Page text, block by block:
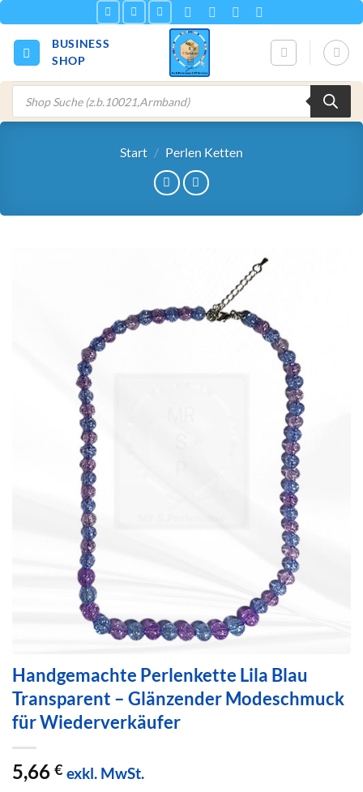
Inhalt
springen
BUSINESS
SHOP
Products
search
Start / Perlen Ketten
Handgemachte Perlenkette Lila Blau
Transparent – Glänzender Modeschmuck
für Wiederverkäufer
5,66 € exkl. MwSt.